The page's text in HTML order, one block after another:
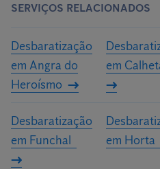
sanitárias.
(armadilhas, gel, nebulização
os nossos especialistas irão
personalizado para a sua casa ou
SERVIÇOS RELACIONADOS
Desbaratização
em Angra do
Heroísmo
em
Desbaratização
em Funchal
em Horta